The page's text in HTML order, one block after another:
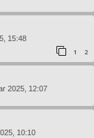
15:48
1 2
2025, 12:07
10:10